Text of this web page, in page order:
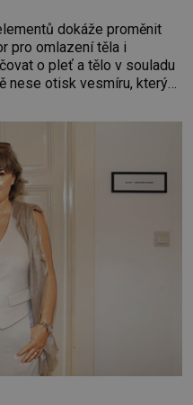
dokáže proměnit
pro omlazení těla i
o pleť a tělo v souladu
nese otisk vesmíru, který
ve znamení Berana,